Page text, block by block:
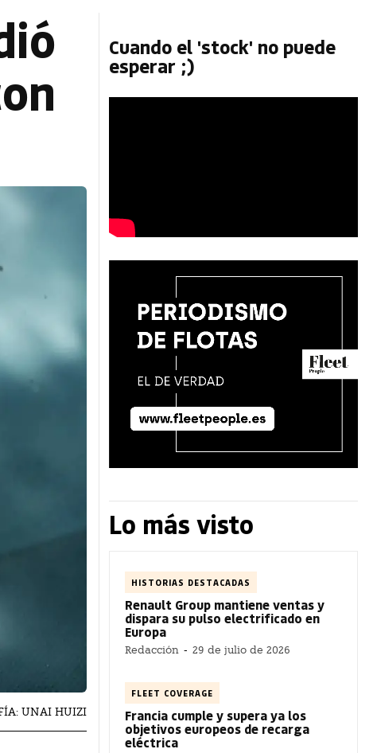
UNAI HUIZI
Cuando el 'stock' no puede
esperar ;)
Lo más visto
HISTORIAS DESTACADAS
Renault Group mantiene ventas y
dispara su pulso electrificado en
Europa
Redacción - 29 de julio de 2026
FLEET COVERAGE
Francia cumple y supera ya los
objetivos europeos de recarga
eléctrica